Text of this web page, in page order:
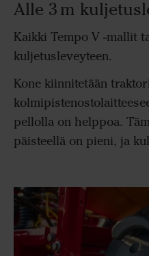
Alle 3 m
Kaikki Tempo V -mallit
kuljetusleveyteen.
Kone kiinnitetään
pellolla on helppoa.
päisteellä on pieni, ja